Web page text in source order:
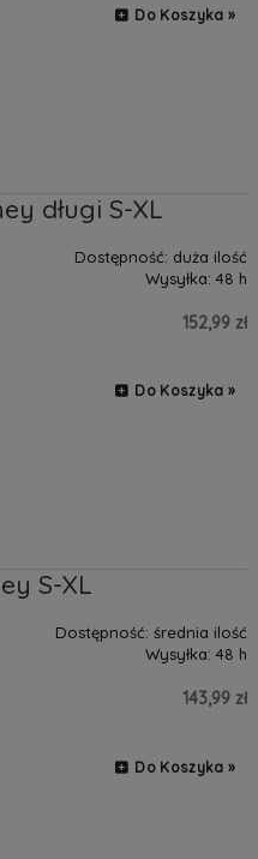
Do Koszyka »
długi S-XL
Dostępność: duża ilość
Wysyłka: 48 h
152,99 zł
Do Koszyka »
S-XL
Dostępność: średnia ilość
Wysyłka: 48 h
143,99 zł
Do Koszyka »